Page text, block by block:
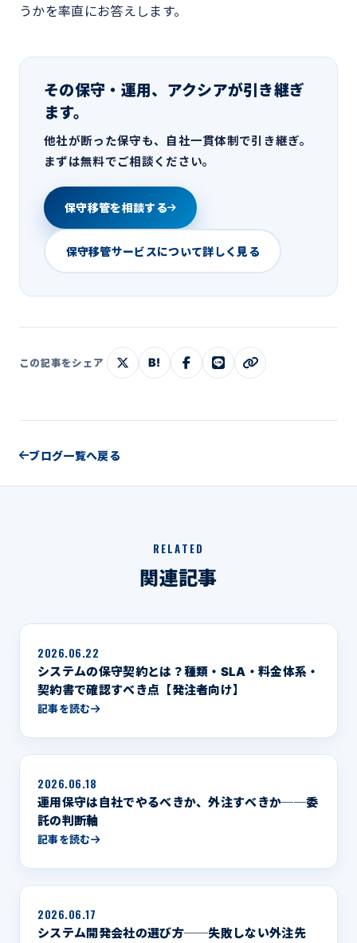
うかを率直にお答えします。
その保守・運用、アクシアが引き継ぎ
ます。
他社が断った保守も、自社一貫体制で引き継ぎ。
まずは無料でご相談ください。
保守移管を相談する
保守移管サービスについて詳しく見る
この記事をシェア B!
ブログ一覧へ戻る
RELATED
関連記事
2026.06.22
システムの保守契約とは？種類・SLA・料金体系・
契約書で確認すべき点【発注者向け】
記事を読む
2026.06.18
運用保守は自社でやるべきか、外注すべきか──委
託の判断軸
記事を読む
2026.06.17
システム開発会社の選び方──失敗しない外注先